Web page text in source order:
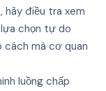
điều tra xem
chọn tự do
cách mà cơ quan
luồng chấp